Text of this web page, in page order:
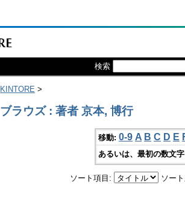
検索
KINTORE >
ブラウズ : 著者 京本, 博行
移動: 0-9 A B C D E
あるいは、最初の数文
ソート項目: ソー